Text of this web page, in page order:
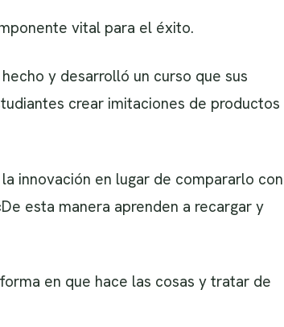
vital para el éxito.
y desarrolló un curso que sus
crear imitaciones de productos
innovación en lugar de compararlo con
esta manera aprenden a recargar y
en que hace las cosas y tratar de